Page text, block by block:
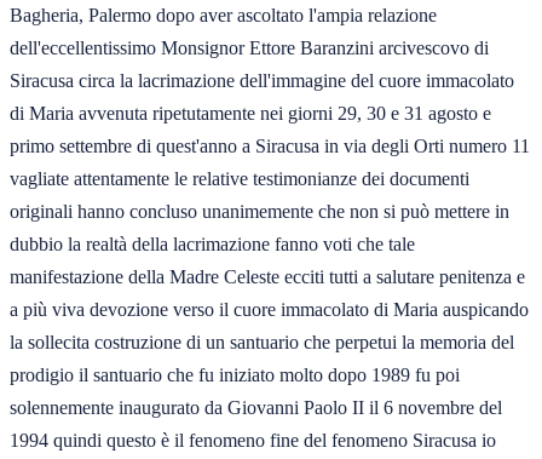
Bagheria, Palermo dopo aver ascoltato l'ampia relazione
dell'eccellentissimo Monsignor Ettore Baranzini arcivescovo di
Siracusa circa la lacrimazione dell'immagine del cuore immacolato
di Maria avvenuta ripetutamente nei giorni 29, 30 e 31 agosto e
primo settembre di quest'anno a Siracusa in via degli Orti numero 11
vagliate attentamente le relative testimonianze dei documenti
originali hanno concluso unanimemente che non si può mettere in
dubbio la realtà della lacrimazione fanno voti che tale
manifestazione della Madre Celeste ecciti tutti a salutare penitenza e
a più viva devozione verso il cuore immacolato di Maria auspicando
la sollecita costruzione di un santuario che perpetui la memoria del
prodigio il santuario che fu iniziato molto dopo 1989 fu poi
solennemente inaugurato da Giovanni Paolo II il 6 novembre del
1994 quindi questo è il fenomeno fine del fenomeno Siracusa io